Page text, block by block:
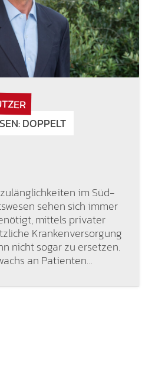
DOPPELT
im Süd-
sehen sich immer
mittels privater
Krankenversorgung
nicht sogar zu ersetzen.
an Patienten…